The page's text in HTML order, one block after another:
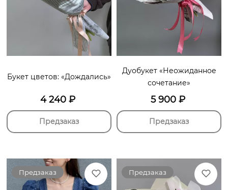
Букет цветов: «Дождались»
4 240 ₽
Предзаказ
Дуобукет «Неожиданное
сочетание»
5 900₽
Предзаказ
Предзаказ Предзаказ